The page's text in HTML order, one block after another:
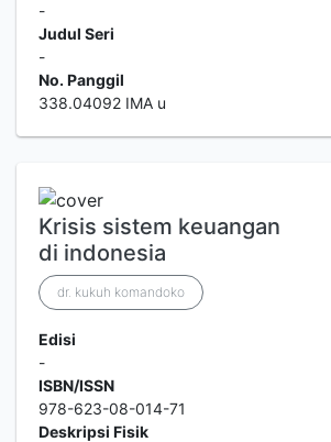
-
Judul Seri
-
No. Panggil
338.04092 IMA u
Krisis sistem keuangan
di indonesia
dr. kukuh komandoko
Edisi
-
ISBN/ISSN
978-623-08-014-71
Deskripsi Fisik